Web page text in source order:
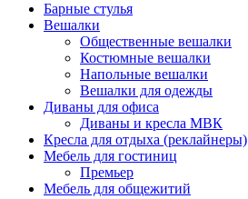
Барные стулья
Вешалки
Общественные вешалки
Костюмные вешалки
Напольные вешалки
Вешалки для одежды
Диваны для офиса
Диваны и кресла МВК
Кресла для отдыха (реклайнеры)
Мебель для гостиниц
Премьер
Мебель для общежитий